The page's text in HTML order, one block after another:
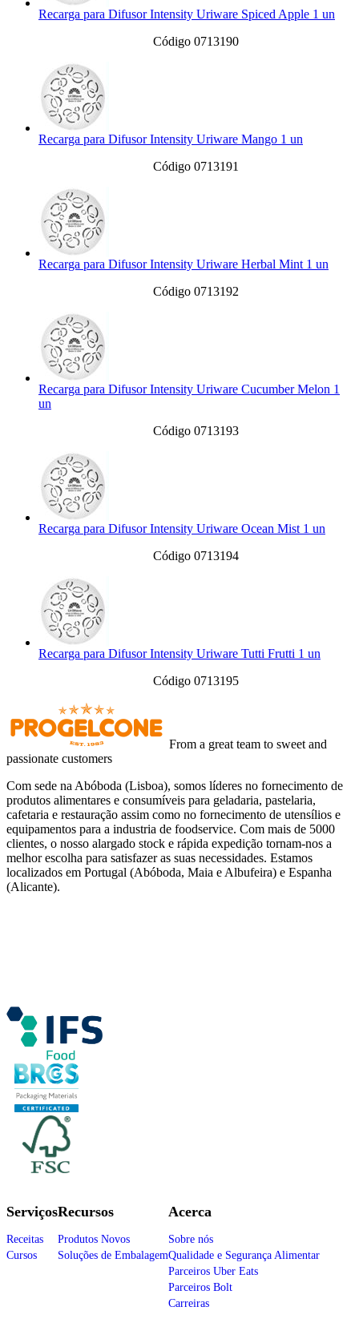
Recarga para Difusor Intensity Uriware Spiced Apple 1 un
Código 0713190
Recarga para Difusor Intensity Uriware Mango 1 un
Código 0713191
Recarga para Difusor Intensity Uriware Herbal Mint 1 un
Código 0713192
Recarga para Difusor Intensity Uriware Cucumber Melon 1
un
Código 0713193
Recarga para Difusor Intensity Uriware Ocean Mist 1 un
Código 0713194
Recarga para Difusor Intensity Uriware Tutti Frutti 1 un
Código 0713195
From a great team to sweet and
passionate customers
Com sede na Abóboda (Lisboa), somos líderes no fornecimento de
produtos alimentares e consumíveis para geladaria, pastelaria,
cafetaria e restauração assim como no fornecimento de utensílios e
equipamentos para a industria de foodservice. Com mais de 5000
clientes, o nosso alargado stock e rápida expedição tornam-nos a
melhor escolha para satisfazer as suas necessidades. Estamos
localizados em Portugal (Abóboda, Maia e Albufeira) e Espanha
(Alicante).
Serviços
Receitas
Cursos
Recursos
Produtos Novos
Soluções de Embalagem
Acerca
Sobre nós
Qualidade e Segurança Alimentar
Parceiros Uber Eats
Parceiros Bolt
Carreiras